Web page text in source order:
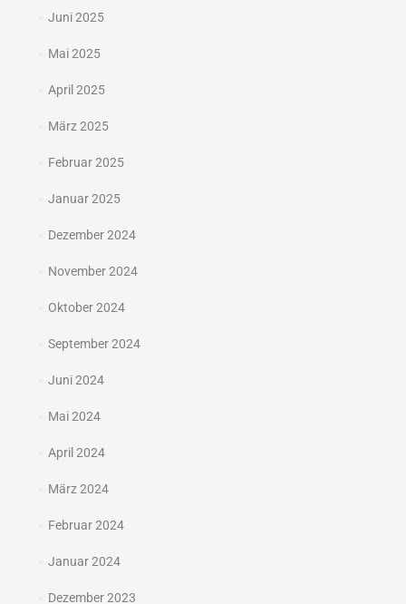
Juni 2025
Mai 2025
April 2025
März 2025
Februar 2025
Januar 2025
Dezember 2024
November 2024
Oktober 2024
September 2024
Juni 2024
Mai 2024
April 2024
März 2024
Februar 2024
Januar 2024
Dezember 2023